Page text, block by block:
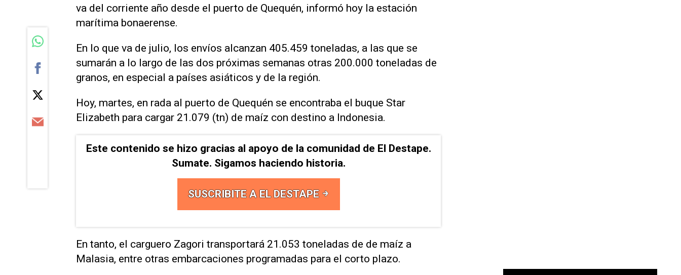
va del corriente año desde el puerto de Quequén, informó hoy la estación
marítima bonaerense.
En lo que va de julio, los envíos alcanzan 405.459 toneladas, a las que se
sumarán a lo largo de las dos próximas semanas otras 200.000 toneladas de
granos, en especial a países asiáticos y de la región.
Hoy, martes, en rada al puerto de Quequén se encontraba el buque Star
Elizabeth para cargar 21.079 (tn) de maíz con destino a Indonesia.
Este contenido se hizo gracias al apoyo de la comunidad de El Destape.
Sumate. Sigamos haciendo historia.
SUSCRIBITE A EL DESTAPE
En tanto, el carguero Zagori transportará 21.053 toneladas de de maíz a
Malasia, entre otras embarcaciones programadas para el corto plazo.